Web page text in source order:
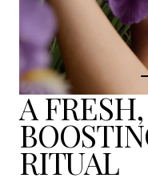
renforcer
sa
barrière
cutanée.
Sa
texture
riche
mais
parfaitement
équilibrée
A
RITUAL